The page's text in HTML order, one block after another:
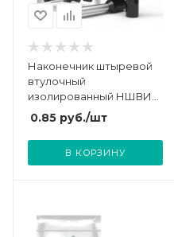
Наконечник штыревой
втулочный
изолированный НШВИ
1.5-8 TOKOV ELECTRIC
TKE-NSVI-1.5-8-C05/100
0.85 руб./шт
В КОРЗИНУ